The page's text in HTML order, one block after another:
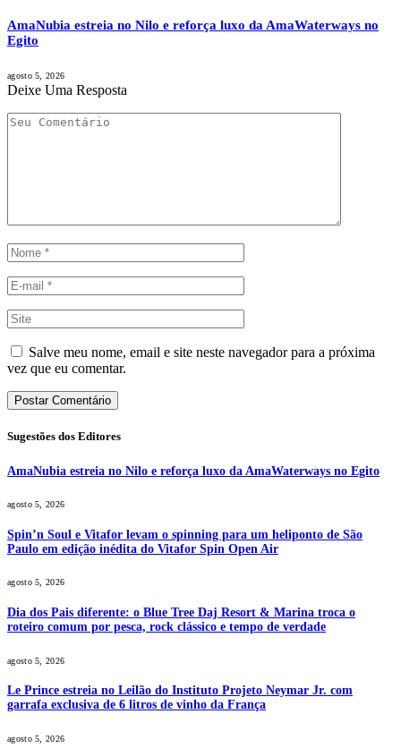
AmaNubia estreia no Nilo e reforça luxo da AmaWaterways no
Egito
agosto 5, 2026
Deixe Uma Resposta
Salve meu nome, email e site neste navegador para a próxima
vez que eu comentar.
Sugestões dos Editores
AmaNubia estreia no Nilo e reforça luxo da AmaWaterways no Egito
agosto 5, 2026
Spin’n Soul e Vitafor levam o spinning para um heliponto de São
Paulo em edição inédita do Vitafor Spin Open Air
agosto 5, 2026
Dia dos Pais diferente: o Blue Tree Daj Resort & Marina troca o
roteiro comum por pesca, rock clássico e tempo de verdade
agosto 5, 2026
Le Prince estreia no Leilão do Instituto Projeto Neymar Jr. com
garrafa exclusiva de 6 litros de vinho da França
agosto 5, 2026